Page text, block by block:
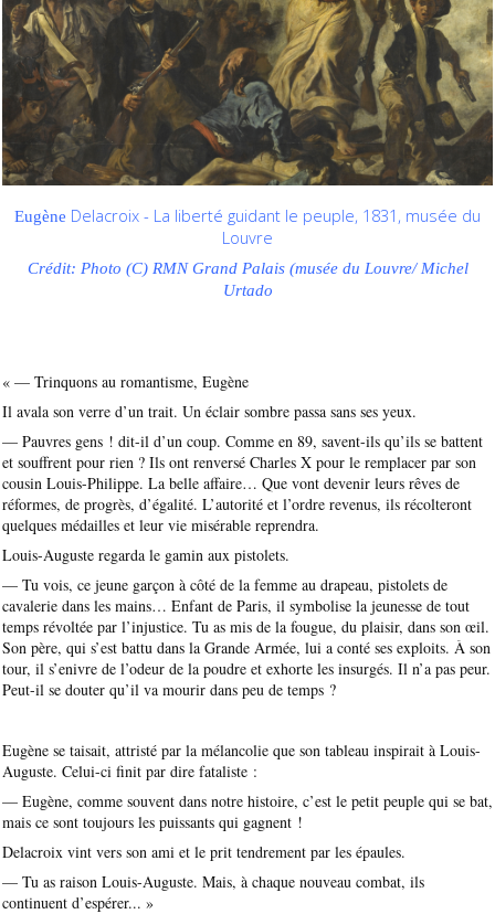
Eugène Delacroix - La liberté guidant le peuple, 1831, musée du
Louvre
Crédit: Photo (C) RMN Grand Palais (musée du Louvre/ Michel
Urtado
« — Trinquons au romantisme, Eugène
Il avala son verre d’un trait. Un éclair sombre passa sans ses yeux.
— Pauvres gens ! dit-il d’un coup. Comme en 89, savent-ils qu’ils se battent
et souffrent pour rien ? Ils ont renversé Charles X pour le remplacer par son
cousin Louis-Philippe. La belle affaire… Que vont devenir leurs rêves de
réformes, de progrès, d’égalité. L’autorité et l’ordre revenus, ils récolteront
quelques médailles et leur vie misérable reprendra.
Louis-Auguste regarda le gamin aux pistolets.
— Tu vois, ce jeune garçon à côté de la femme au drapeau, pistolets de
cavalerie dans les mains… Enfant de Paris, il symbolise la jeunesse de tout
temps révoltée par l’injustice. Tu as mis de la fougue, du plaisir, dans son œil.
Son père, qui s’est battu dans la Grande Armée, lui a conté ses exploits. À son
tour, il s’enivre de l’odeur de la poudre et exhorte les insurgés. Il n’a pas peur.
Peut-il se douter qu’il va mourir dans peu de temps ?
Eugène se taisait, attristé par la mélancolie que son tableau inspirait à Louis-
Auguste. Celui-ci finit par dire fataliste :
— Eugène, comme souvent dans notre histoire, c’est le petit peuple qui se bat,
mais ce sont toujours les puissants qui gagnent !
Delacroix vint vers son ami et le prit tendrement par les épaules.
— Tu as raison Louis-Auguste. Mais, à chaque nouveau combat, ils
continuent d’espérer... »